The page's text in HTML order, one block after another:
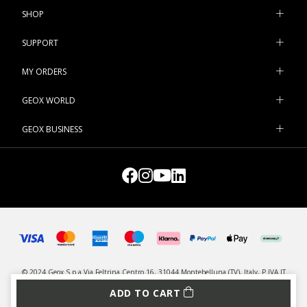
ADD TO CART
SHOP
SUPPORT
MY ORDERS
GEOX WORLD
GEOX BUSINESS
© 2024 Geox S.p.a Via Feltrina Centro 16, 31044 Montebelluna (TV), Italy, P.IVA IT
03348440268 - All rights reserved
MANAGE COOKIES